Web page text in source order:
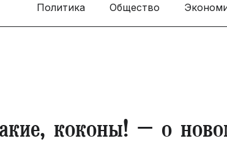
Политика Общество
коконы! – о